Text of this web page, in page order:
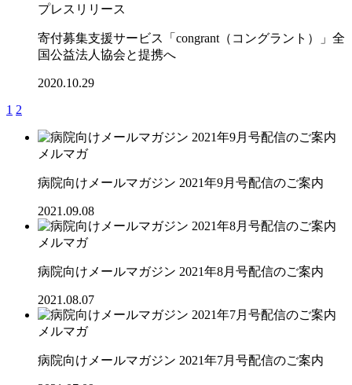
プレスリリース
寄付募集支援サービス「congrant（コングラント）」全
国公益法人協会と提携へ
2020.10.29
1 2
メルマガ
病院向けメールマガジン 2021年9月号配信のご案内
2021.09.08
メルマガ
病院向けメールマガジン 2021年8月号配信のご案内
2021.08.07
メルマガ
病院向けメールマガジン 2021年7月号配信のご案内